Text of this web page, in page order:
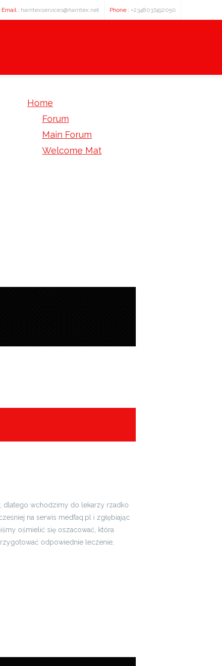
Email : harritexservices@harritex.net Phone : +2348037492050
Home
Forum
Main Forum
Welcome Mat
dlatego wchodzimy do lekarzy rzadko
na serwis medfaq.pl i zgłębiając
ośmielić się oszacować, która
odpowiednie leczenie,